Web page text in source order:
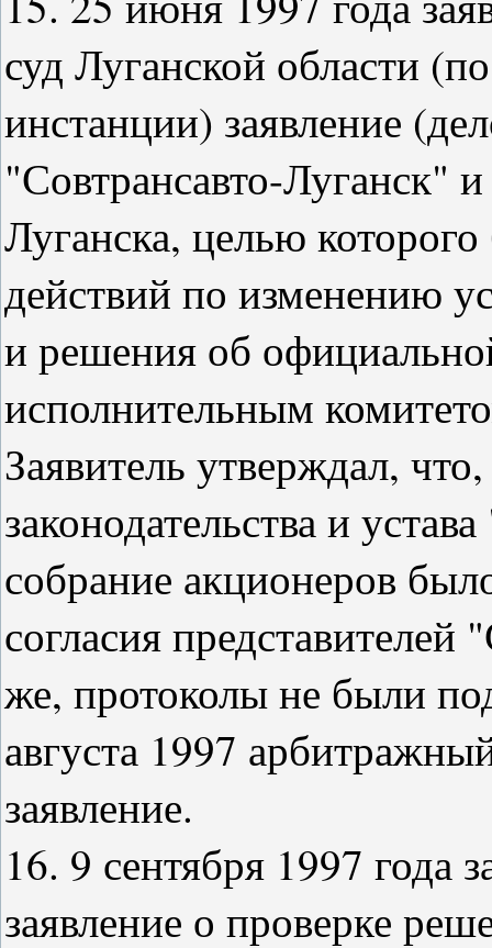
суд Луганской области
инстанции) заявление
"Совтрансавто-Луганск"
Луганска, целью
действий по изменению
и решения об
исполнительным
Заявитель утверждал,
законодательства и
собрание акционеров
согласия
же, протоколы не были
августа 1997
заявление.
16. 9 сентября 1997 года
заявление о проверке